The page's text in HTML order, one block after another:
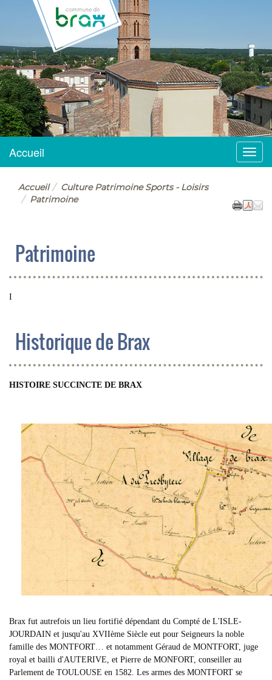
BRAX
Menu
Accueil
Accueil
Culture Patrimoine Sports - Loisirs
Patrimoine
Patrimoine
I
Historique de Brax
HISTOIRE SUCCINCTE DE BRAX
Brax fut autrefois un lieu fortifié dépendant du Compté de L'ISLE-
JOURDAIN et jusqu'au XVIIème Siècle eut pour Seigneurs la noble
famille des MONTFORT… et notamment Géraud de MONTFORT, juge
royal et bailli d'AUTERIVE, et Pierre de MONFORT, conseiller au
Parlement de TOULOUSE en 1582. Les armes des MONTFORT se